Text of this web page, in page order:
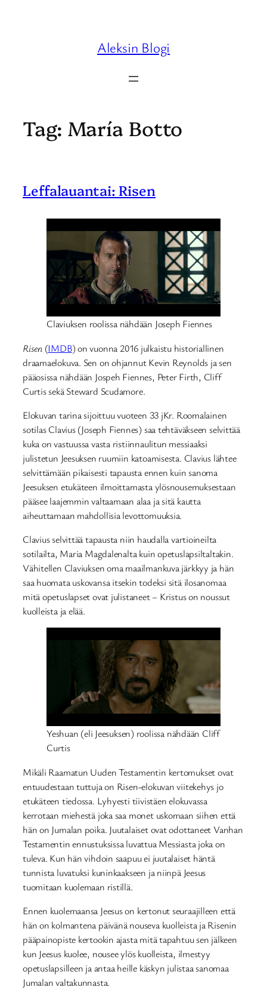
Aleksin Blogi
Tag: María Botto
Leffalauantai: Risen
Claviuksen roolissa nähdään Joseph Fiennes
Risen(IMDB) on vuonna 2016 julkaistu historiallinen
draamaelokuva. Sen on ohjannut Kevin Reynolds ja sen
pääosissa nähdään Jospeh Fiennes, Peter Firth, Cliff
Curtis sekä Steward Scudamore.
Elokuvan tarina sijoittuu vuoteen 33 jKr. Roomalainen
sotilas Clavius (Joseph Fiennes) saa tehtäväkseen selvittää
kuka on vastuussa vasta ristiinnaulitun messiaaksi
julistetun Jeesuksen ruumiin katoamisesta. Clavius lähtee
selvittämään pikaisesti tapausta ennen kuin sanoma
Jeesuksen etukäteen ilmoittamasta ylösnousemuksestaan
pääsee laajemmin valtaamaan alaa ja sitä kautta
aiheuttamaan mahdollisia levottomuuksia.
Clavius selvittää tapausta niin haudalla vartioineilta
sotilailta, Maria Magdalenalta kuin opetuslapsiltaltakin.
Vähitellen Claviuksen oma maailmankuva järkkyy ja hän
saa huomata uskovansa itsekin todeksi sitä ilosanomaa
mitä opetuslapset ovat julistaneet – Kristus on noussut
kuolleista ja elää.
Yeshuan (eli Jeesuksen) roolissa nähdään Cliff
Curtis
Mikäli Raamatun Uuden Testamentin kertomukset ovat
entuudestaan tuttuja on Risen-elokuvan viitekehys jo
etukäteen tiedossa. Lyhyesti tiivistäen elokuvassa
kerrotaan miehestä joka saa monet uskomaan siihen että
hän on Jumalan poika. Juutalaiset ovat odottaneet Vanhan
Testamentin ennustuksissa luvattua Messiasta joka on
tuleva. Kun hän vihdoin saapuu ei juutalaiset häntä
tunnista luvatuksi kuninkaakseen ja niinpä Jeesus
tuomitaan kuolemaan ristillä.
Ennen kuolemaansa Jeesus on kertonut seuraajilleen että
hän on kolmantena päivänä nouseva kuolleista ja Risenin
pääpainopiste kertookin ajasta mitä tapahtuu sen jälkeen
kun Jeesus kuolee, nousee ylös kuolleista, ilmestyy
opetuslapsilleen ja antaa heille käskyn julistaa sanomaa
Jumalan valtakunnasta.